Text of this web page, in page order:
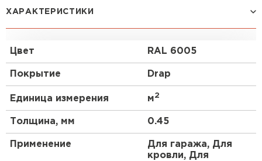
Материал повышенной прочности благодаря
любителям строгих форм.
ХАРАКТЕРИСТИКИ
Цвет RAL 6005
Покрытие Drap
Единица измерения м2
Толщина, мм 0.45
Применение
Для гаража, Для
кровли, Для